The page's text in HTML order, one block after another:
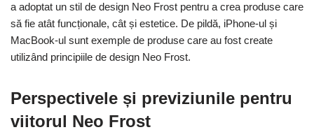
a adoptat un stil de design Neo Frost pentru a crea produse care
să fie atât funcționale, cât și estetice. De pildă, iPhone-ul și
MacBook-ul sunt exemple de produse care au fost create
utilizând principiile de design Neo Frost.
Perspectivele și previziunile pentru
viitorul Neo Frost